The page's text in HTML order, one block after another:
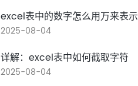
excel表中的数字怎么用万来表示
2025-08-04
详解：excel表中如何截取字符
2025-08-04